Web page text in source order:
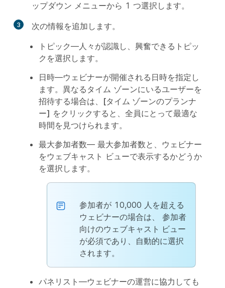
ップダウン メニューから 1 つ選択します。
3
次の情報を追加します。
トピック—人々が認識し、興奮できるトピッ
クを選択します。
日時—ウェビナーが開催される日時を指定し
ます。異なるタイム ゾーンにいるユーザーを
招待する場合は、 [タイム ゾーンのプランナ
ー] をクリックすると、全員にとって最適な
時間を見つけられます。
最大参加者数— 最大参加者数と、ウェビナー
をウェブキャスト ビューで表示するかどうか
を選択します。
参加者が 10,000 人を超える
ウェビナーの場合は、 参加者
向けのウェブキャスト ビュー
が必須であり、自動的に選択
されます。
パネリスト —ウェビナーの運営に協力しても